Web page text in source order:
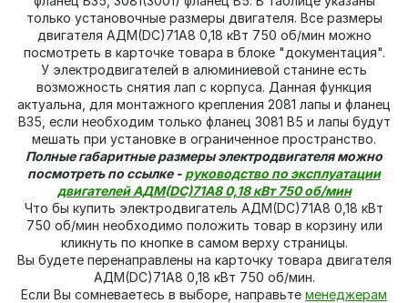
только установочные размеры двигателя. Все размеры
двигателя АДМ(DC)71А8 0,18 кВт 750 об/мин можно
посмотреть в карточке товара в блоке "документация".
У электродвигателей в алюминиевой станине есть
возможность снятия лап с корпуса. Данная функция
актуальна, для монтажного крепления 2081 лапы и фланец
В35, если необходим только фланец 3081 В5 и лапы будут
мешать при установке в ограниченное пространство.
Полные габаритные размеры электродвигателя можно
посмотреть по ссылке - руководство по эксплуатации
двигателей АДМ(DC)71А8 0,18 кВт 750 об/мин
Что бы купить электродвигатель АДМ(DC)71А8 0,18 кВт
750 об/мин необходимо положить товар в корзину или
кликнуть по кнопке в самом верху страницы.
Вы будете перенаправлены на карточку товара двигателя
АДМ(DC)71А8 0,18 кВт 750 об/мин.
Если Вы сомневаетесь в выборе, направьте менеджерам